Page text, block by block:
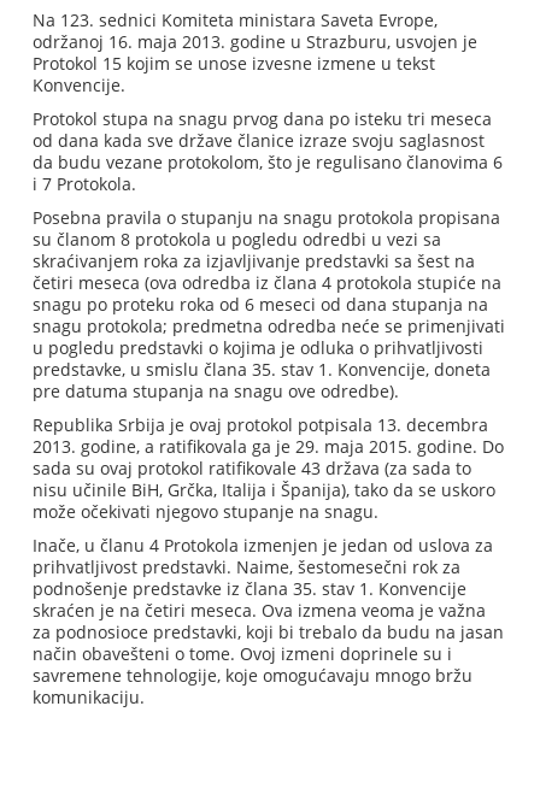
Na 123. sednici Komiteta ministara Saveta Evrope,
održanoj 16. maja 2013. godine u Strazburu, usvojen je
Protokol 15 kojim se unose izvesne izmene u tekst
Konvencije.
Protokol stupa na snagu prvog dana po isteku tri meseca
od dana kada sve države članice izraze svoju saglasnost
da budu vezane protokolom, što je regulisano članovima 6
i 7 Protokola.
Posebna pravila o stupanju na snagu protokola propisana
su članom 8 protokola u pogledu odredbi u vezi sa
skraćivanjem roka za izjavljivanje predstavki sa šest na
četiri meseca (ova odredba iz člana 4 protokola stupiće na
snagu po proteku roka od 6 meseci od dana stupanja na
snagu protokola; predmetna odredba neće se primenjivati
u pogledu predstavki o kojima je odluka o prihvatljivosti
predstavke, u smislu člana 35. stav 1. Konvencije, doneta
pre datuma stupanja na snagu ove odredbe).
Republika Srbija je ovaj protokol potpisala 13. decembra
2013. godine, a ratifikovala ga je 29. maja 2015. godine. Do
sada su ovaj protokol ratifikovale 43 država (za sada to
nisu učinile BiH, Grčka, Italija i Španija), tako da se uskoro
može očekivati njegovo stupanje na snagu.
Inače, u članu 4 Protokola izmenjen je jedan od uslova za
prihvatljivost predstavki. Naime, šestomesečni rok za
podnošenje predstavke iz člana 35. stav 1. Konvencije
skraćen je na četiri meseca. Ova izmena veoma je važna
za podnosioce predstavki, koji bi trebalo da budu na jasan
način obavešteni o tome. Ovoj izmeni doprinele su i
savremene tehnologije, koje omogućavaju mnogo bržu
komunikaciju.